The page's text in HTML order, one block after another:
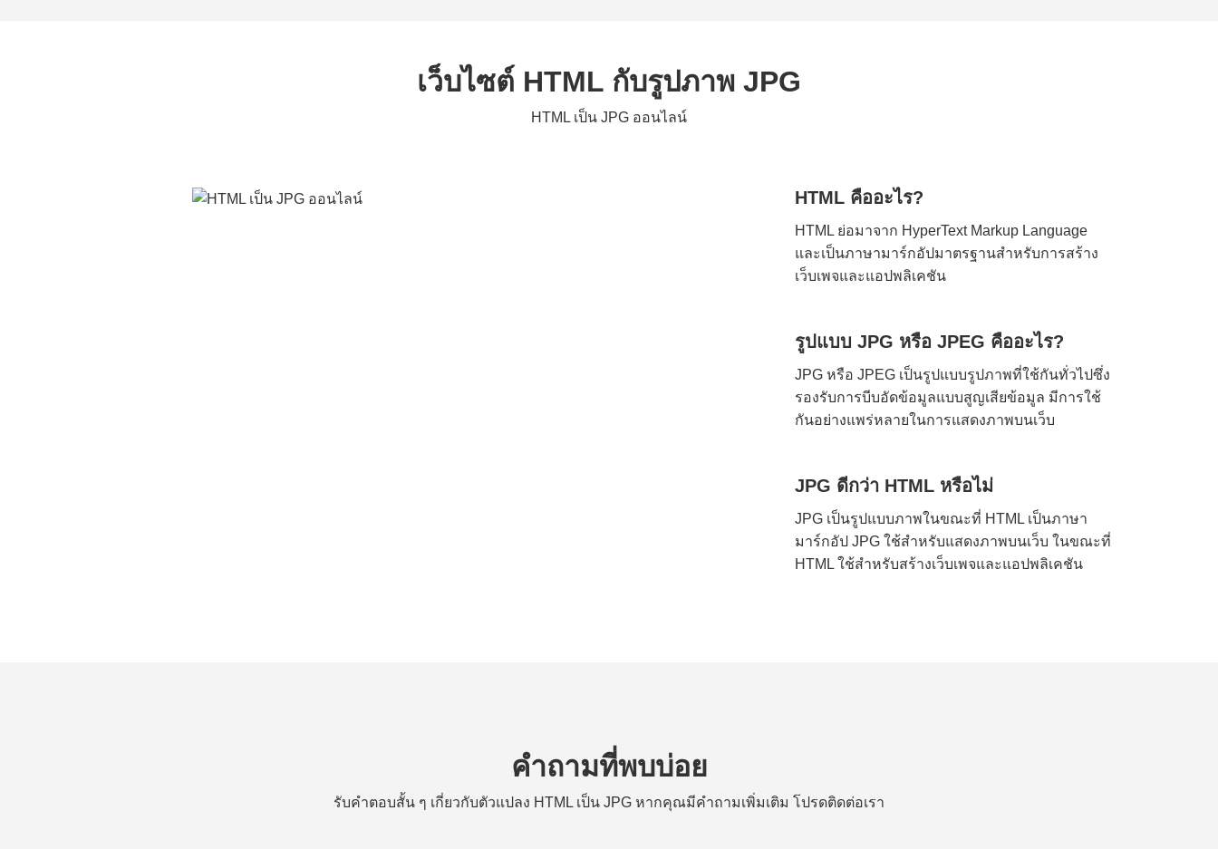
เว็บไซต์ HTML กับรูปภาพ JPG
HTML เป็น JPG ออนไลน์
HTML คืออะไร?
HTML ย่อมาจาก HyperText Markup Language
และเป็นภาษามาร์กอัปมาตรฐานสำหรับการสร้าง
เว็บเพจและแอปพลิเคชัน
รูปแบบ JPG หรือ JPEG คืออะไร?
JPG หรือ JPEG เป็นรูปแบบรูปภาพที่ใช้กันทั่วไปซึ่ง
รองรับการบีบอัดข้อมูลแบบสูญเสียข้อมูล มีการใช้
กันอย่างแพร่หลายในการแสดงภาพบนเว็บ
JPG ดีกว่า HTML หรือไม่
JPG เป็นรูปแบบภาพในขณะที่ HTML เป็นภาษา
มาร์กอัป JPG ใช้สำหรับแสดงภาพบนเว็บ ในขณะที่
HTML ใช้สำหรับสร้างเว็บเพจและแอปพลิเคชัน
คำถามที่พบบ่อย
รับคำตอบสั้น ๆ เกี่ยวกับตัวแปลง HTML เป็น JPG หากคุณมีคำถามเพิ่มเติม โปรดติดต่อเรา